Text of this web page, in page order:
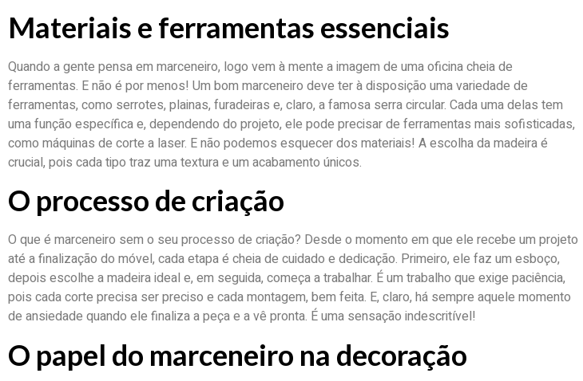
Materiais e ferramentas essenciais
Quando a gente pensa em marceneiro, logo vem à mente a imagem de uma oficina cheia de
ferramentas. E não é por menos! Um bom marceneiro deve ter à disposição uma variedade de
ferramentas, como serrotes, plainas, furadeiras e, claro, a famosa serra circular. Cada uma delas tem
uma função específica e, dependendo do projeto, ele pode precisar de ferramentas mais sofisticadas,
como máquinas de corte a laser. E não podemos esquecer dos materiais! A escolha da madeira é
crucial, pois cada tipo traz uma textura e um acabamento únicos.
O processo de criação
O que é marceneiro sem o seu processo de criação? Desde o momento em que ele recebe um projeto
até a finalização do móvel, cada etapa é cheia de cuidado e dedicação. Primeiro, ele faz um esboço,
depois escolhe a madeira ideal e, em seguida, começa a trabalhar. É um trabalho que exige paciência,
pois cada corte precisa ser preciso e cada montagem, bem feita. E, claro, há sempre aquele momento
de ansiedade quando ele finaliza a peça e a vê pronta. É uma sensação indescritível!
O papel do marceneiro na decoração